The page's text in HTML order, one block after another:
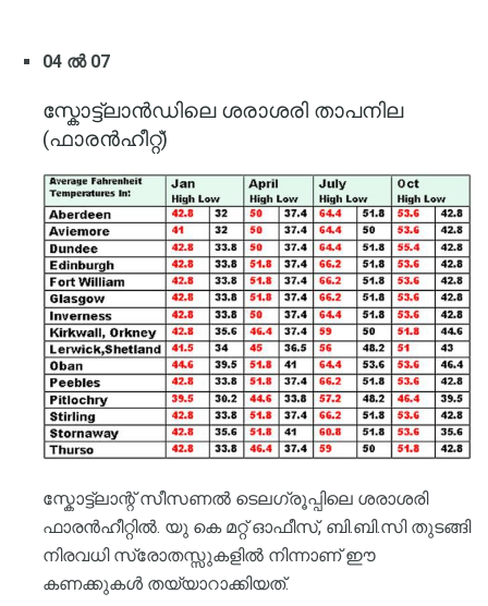
04 ൽ 07
സ്കോട്ട്ലാൻഡിലെ ശരാശരി താപനില
(ഫാരൻഹീറ്റ്)
സ്കോട്ട്ലാന്റ് സീസണൽ ടെലഗ്രൂപ്പിലെ ശരാശരി
ഫാരൻഹീറ്റിൽ. യു കെ മറ്റ് ഓഫീസ്, ബി.ബി.സി തുടങ്ങി
നിരവധി സ്രോതസ്സുകളിൽ നിന്നാണ് ഈ
കണക്കുകൾ തയ്യാറാക്കിയത്.